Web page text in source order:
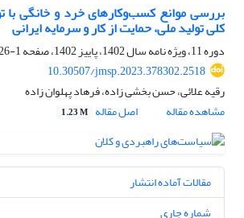
بررسی موانع کسب‌وکارهای خرد و خانگی
کلی تولید ملی، حمایت از کار و سرمایه ایرانی
دوره 11، ویژه نامه سال 1402، پاییز 1402، صفحه
1-26
10.30507/jmsp.2023.378302.2518
رقیه علائی، حسن بخشی زاده، فرهاد پهلوان زاده
مشاهده مقاله
اصل مقاله 1.23 M
مقالات آماده انتشار
شماره جاری